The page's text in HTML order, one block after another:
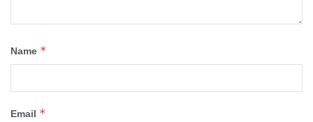
Name *
Email *